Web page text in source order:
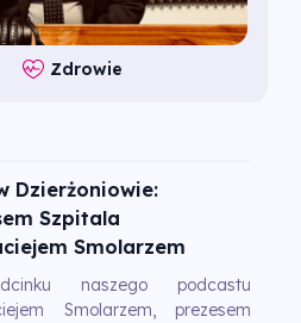
Zdrowie
Dzierżoniowie:
Szpitala
Smolarzem
naszego podcastu
Smolarzem, prezesem